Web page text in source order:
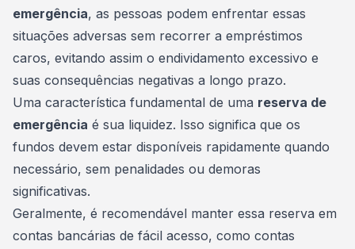
emergência, as pessoas podem enfrentar essas
situações adversas sem recorrer a empréstimos
caros, evitando assim o endividamento excessivo e
suas consequências negativas a longo prazo.
Uma característica fundamental de uma reserva de
emergência é sua liquidez. Isso significa que os
fundos devem estar disponíveis rapidamente quando
necessário, sem penalidades ou demoras
significativas.
Geralmente, é recomendável manter essa reserva em
contas bancárias de fácil acesso, como contas